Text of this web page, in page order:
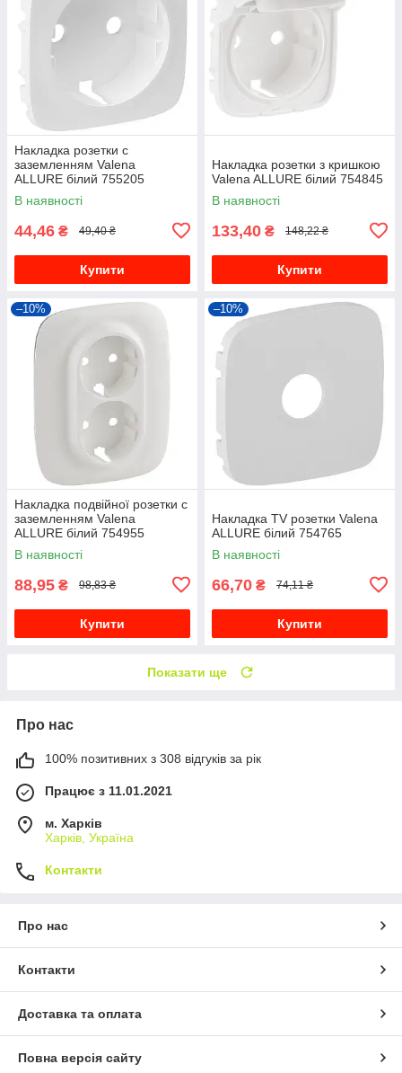
Накладка розетки с
заземленням Valena
ALLURE білий 755205
В наявності
44,46 ₴ 49,40 ₴
Купити
Накладка розетки з кришкою
Valena ALLURE білий 754845
В наявності
133,40 ₴ 148,22 ₴
Купити
–10%
Накладка подвійної розетки с
заземленням Valena
ALLURE білий 754955
В наявності
88,95 ₴ 98,83 ₴
Купити
–10%
Накладка TV розетки Valena
ALLURE білий 754765
В наявності
66,70 ₴ 74,11 ₴
Купити
Показати ще
Про нас
100% позитивних з 308 відгуків за рік
Працює з 11.01.2021
м. Харків
Харків, Україна
Контакти
Про нас
Контакти
Доставка та оплата
Повна версія сайту